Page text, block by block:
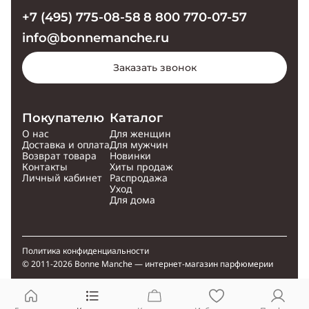
Покупателю
О нас
Доставка и оплата
Возврат товара
Контакты
Личный кабинет
Каталог
Для женщин
Для мужчин
Новинки
Хиты продаж
Распродажа
Уход
Для дома
+7 (495) 775-08-58 8 800 770-07-57
info@bonnemanche.ru
Заказать звонок
© 2011-2026 Bonne Manche — интернет-магазин парфюмерии
Политика конфиденциальности